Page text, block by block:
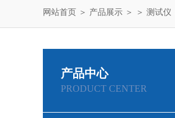
网站首页 ＞ 产品展示 ＞ ＞ 测试仪
产品中心
PRODUCT CENTER